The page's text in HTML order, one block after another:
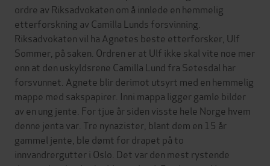
ordre av Riksadvokaten om å innlede en hemmelig
etterforskning av Camilla Lunds forsvinning.
Riksadvokaten vil ha Agnetes beste etterforsker, Ulf
Sommer, på saken. Ordren er at Ulf ikke skal vite noe mer
enn at den uskyldsrene Camilla Lund fra Setesdal har
forsvunnet. Agnete blir derimot utsyrt med en hemmelig
mappe med sakspapirer. Inni mappa ligger gamle bilder
av en ung jente. For tjue år siden visste hele Norge hvem
denne jenta var. Tre nynazister, blant dem en 15 år
gammel jente, ble dømt for drapet på to
innvandrergutter i Oslo. Det var den mest rystende